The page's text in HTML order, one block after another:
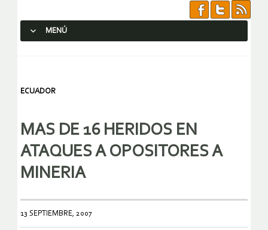
MENÚ
ECUADOR
MAS DE 16 HERIDOS EN
ATAQUES A OPOSITORES A
MINERIA
13 SEPTIEMBRE, 2007